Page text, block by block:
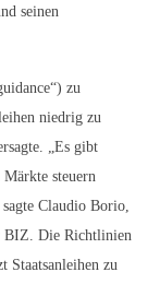
seinen
zu
niedrig zu
„Es gibt
steuern
Claudio Borio,
BIZ. Die Richtlinien
Staatsanleihen zu